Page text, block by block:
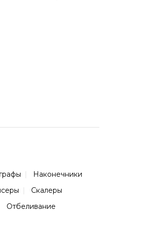
Наконечники
Скалеры
Отбеливание